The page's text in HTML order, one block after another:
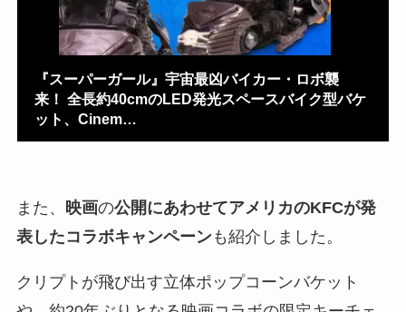
『スーパーガール』宇宙最凶バイカー・ロボ襲
来！ 全長約40cmのLED発光スペースバイク型バケ
ット、Cinem…
また、 映画の公開にあわせてアメリカのKFCが発
表したコラボキャンペーンも紹介しました。
クリプトが飛び出す立体ポップコーンバケット